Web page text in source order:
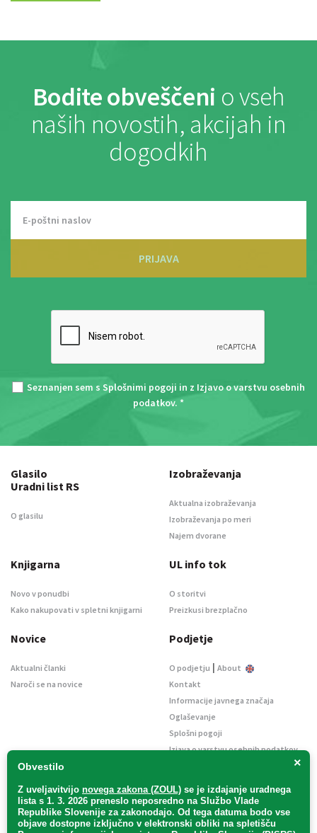
Bodite obveščeni o vseh
naših novostih, akcijah in
dogodkih
PRIJAVA
Seznanjen sem s Splošnimi pogoji in z Izjavo o varstvu osebnih
podatkov. *
×
Obvestilo
Z uveljavitvijo novega zakona (ZOUL) se je izdajanje uradnega
lista s 1. 3. 2026 preneslo neposredno na Službo Vlade
Republike Slovenije za zakonodajo. Od tega datuma bodo vse
objave dostopne izključno v elektronski obliki na spletišču
Glasilo
Uradni list RS
O glasilu
Izobraževanja
Aktualna izobraževanja
Izobraževanja po meri
Najem dvorane
Knjigarna
Novo v ponudbi
Kako nakupovati v spletni knjigarni
UL info tok
O storitvi
Preizkusi brezplačno
Novice
Aktualni članki
Naroči se na novice
Podjetje
O podjetju | About
Kontakt
Informacije javnega značaja
Oglaševanje
Splošni pogoji
Izjava o varstvu osebnih podatkov